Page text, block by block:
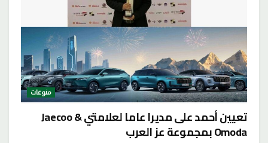
منوعات
تعيين أحمد على مديرا عاما لعلامتي Jaecoo &
Omoda بمجموعة عز العرب